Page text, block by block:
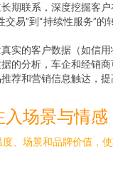
期联系，深度挖掘客户
易”到“持续性服务”的
实的客户数据（如信
的分析，车企和经销商
荐和营销信息触达，提
场景与情感
、场景和品牌价值，